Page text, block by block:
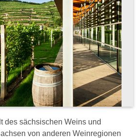
des sächsischen Weins und
von anderen Weinregionen